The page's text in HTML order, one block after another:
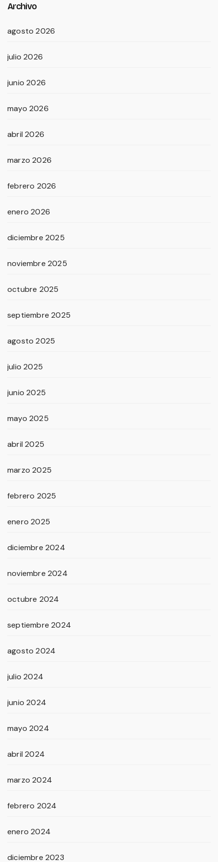
Archivo
agosto 2026
julio 2026
junio 2026
mayo 2026
abril 2026
marzo 2026
febrero 2026
enero 2026
diciembre 2025
noviembre 2025
octubre 2025
septiembre 2025
agosto 2025
julio 2025
junio 2025
mayo 2025
abril 2025
marzo 2025
febrero 2025
enero 2025
diciembre 2024
noviembre 2024
octubre 2024
septiembre 2024
agosto 2024
julio 2024
junio 2024
mayo 2024
abril 2024
marzo 2024
febrero 2024
enero 2024
diciembre 2023